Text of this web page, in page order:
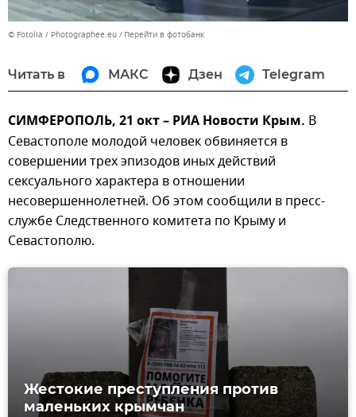
© Fotolia / Photographee.eu Перейти в фотобанк
Читать в МАКС Дзен Telegram
СИМФЕРОПОЛЬ, 21 окт – РИА Новости Крым. В
Севастополе молодой человек обвиняется в
совершении трех эпизодов иных действий
сексуального характера в отношении
несовершеннолетней. Об этом сообщили в пресс-
службе Следственного комитета по Крыму и
Севастополю.
Жестокие преступления против
маленьких крымчан